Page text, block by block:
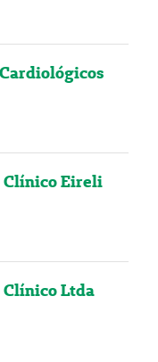
Clínico Eireli
Clínico Ltda